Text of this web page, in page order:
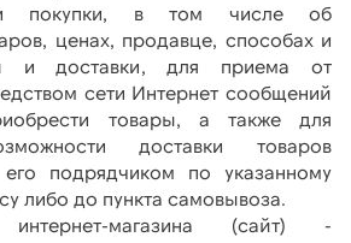
покупки, в том числе об
ценах, продавце, способах и
и доставки, для приема от
сети Интернет сообщений
товары, а также для
доставки товаров
подрядчиком по указанному
либо до пункта самовывоза.
магазина (сайт) -